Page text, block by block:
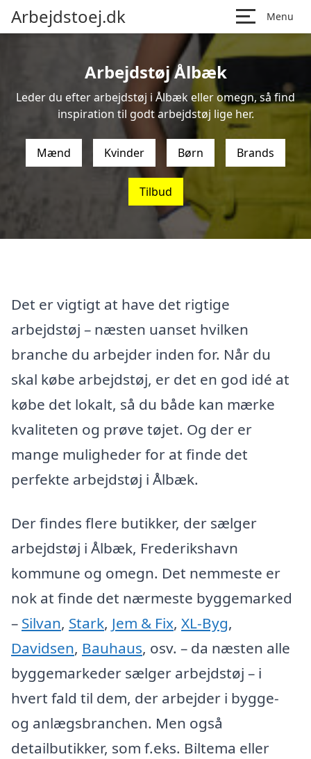
Arbejdstoej.dk Menu
Arbejdstøj Ålbæk
Leder du efter arbejdstøj i Ålbæk eller omegn, så find
inspiration til godt arbejdstøj lige her.
Mænd Kvinder Børn Brands
Tilbud
Det er vigtigt at have det rigtige
arbejdstøj – næsten uanset hvilken
branche du arbejder inden for. Når du
skal købe arbejdstøj, er det en god idé at
købe det lokalt, så du både kan mærke
kvaliteten og prøve tøjet. Og der er
mange muligheder for at finde det
perfekte arbejdstøj i Ålbæk.
Der findes flere butikker, der sælger
arbejdstøj i Ålbæk, Frederikshavn
kommune og omegn. Det nemmeste er
nok at finde det nærmeste byggemarked
– Silvan, Stark, Jem & Fix, XL-Byg,
Davidsen, Bauhaus, osv. – da næsten alle
byggemarkeder sælger arbejdstøj – i
hvert fald til dem, der arbejder i bygge-
og anlægsbranchen. Men også
detailbutikker, som f.eks. Biltema eller